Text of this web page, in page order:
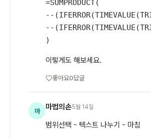
=SUMPRODUCT(
-- (IFERROR(TIMEVALUE (
-- (IFERROR(TIMEVALUE (
)
이렇게도 해보세요.
좋아요0답글
마 마법의손5월 14일
범위선택 - 텍스트 나누기 - 마침